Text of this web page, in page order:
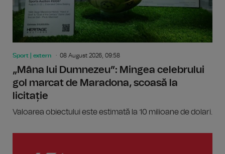
Sport | extern 08 August 2026, 09:58
„Mâna lui Dumnezeu”: Mingea celebrului
gol marcat de Maradona, scoasă la
licitație
Valoarea obiectului este estimată la 10 milioane de dolari.